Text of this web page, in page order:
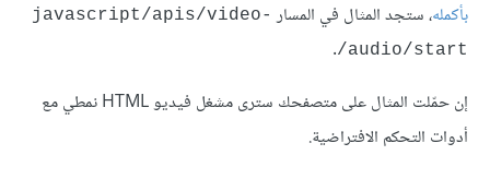
بأكمله، ستجد المثال في المسار javascript/apis/video-
audio/start/
.
إن حمّلت المثال على متصفحك سترى مشغل فيديو HTML نمطي مع
أدوات التحكم الافتراضية.